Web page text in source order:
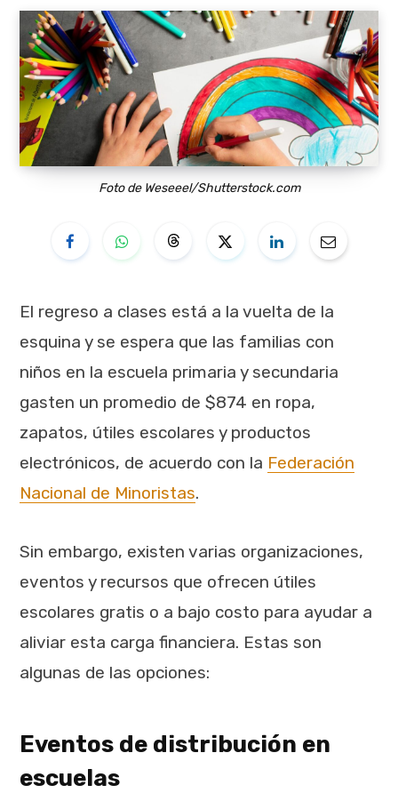
Foto de Weseeel/Shutterstock.com
El regreso a clases está a la vuelta de la
esquina y se espera que las familias con
niños en la escuela primaria y secundaria
gasten un promedio de $874 en ropa,
zapatos, útiles escolares y productos
electrónicos, de acuerdo con la Federación
Nacional de Minoristas.
Sin embargo, existen varias organizaciones,
eventos y recursos que ofrecen útiles
escolares gratis o a bajo costo para ayudar a
aliviar esta carga financiera. Estas son
algunas de las opciones:
Eventos de distribución en
escuelas